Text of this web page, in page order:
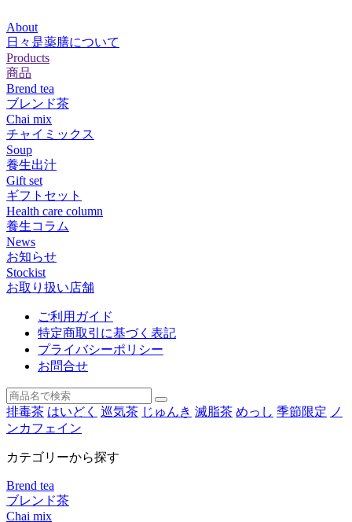
About
日々是薬膳について
Products
商品
Brend tea
ブレンド茶
Chai mix
チャイミックス
Soup
養生出汁
Gift set
ギフトセット
Health care column
養生コラム
News
お知らせ
Stockist
お取り扱い店舗
ご利用ガイド
特定商取引に基づく表記
プライバシーポリシー
お問合せ
排毒茶 はいどく 巡気茶 じゅんき 滅脂茶 めっし 季節限定 ノ
ンカフェイン
カテゴリーから探す
Brend tea
ブレンド茶
Chai mix